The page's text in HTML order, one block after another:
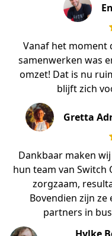
Vanaf het moment
samenwerken was
omzet! Dat is nu
blijft zich
Gretta
Dankbaar maken
hun team van Switch
zorgzaam,
Bovendien zijn
partners in